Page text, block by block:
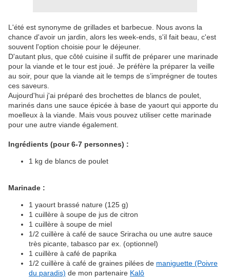
L'été est synonyme de grillades et barbecue. Nous avons la
chance d'avoir un jardin, alors les week-ends, s'il fait beau, c'est
souvent l'option choisie pour le déjeuner.
D'autant plus, que côté cuisine il suffit de préparer une marinade
pour la viande et le tour est joué. Je préfère la préparer la veille
au soir, pour que la viande ait le temps de s’imprégner de toutes
ces saveurs.
Aujourd'hui j'ai préparé des brochettes de blancs de poulet,
marinés dans une sauce épicée à base de yaourt qui apporte du
moelleux à la viande. Mais vous pouvez utiliser cette marinade
pour une autre viande également.
Ingrédients (pour 6-7 personnes) :
1 kg de blancs de poulet
Marinade :
1 yaourt brassé nature (125 g)
1 cuillère à soupe de jus de citron
1 cuillère à soupe de miel
1/2 cuillère à café de sauce Sriracha ou une autre sauce
très picante, tabasco par ex. (optionnel)
1 cuillère à café de paprika
1/2 cuillère à café de graines pilées de maniguette (Poivre
du paradis) de mon partenaire Kalô